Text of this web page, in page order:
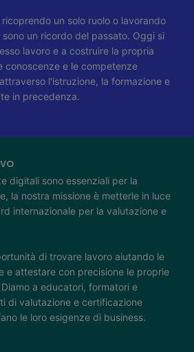
un solo ruolo o lavorando
un ricordo del passato. Oggi si
lavoro e a costruire la propria
conoscenze e le competenze
l'istruzione, la formazione e
in precedenza.
digitali sono essenziali per la
la nostra missione è metterle in luce
internazionale per la valutazione e
di trovare lavoro aiutando le
e attestare con precisione le proprie
a educatori, formatori e
di valutazione e certificazione
le loro esigenze di business.